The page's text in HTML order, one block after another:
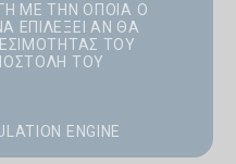
ΜΕ ΤΗΝ ΟΠΟΊΑ Ο
ΕΠΙΛΈΞΕΙ ΑΝ ΘΑ
ΤΟΥ
ΤΟΥ
ENGINE